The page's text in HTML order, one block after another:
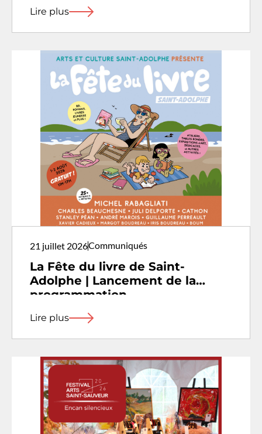
Lire plus
21 juillet 2026Communiqués
La Fête du livre de Saint-
Adolphe | Lancement de la
programmation
Lire plus